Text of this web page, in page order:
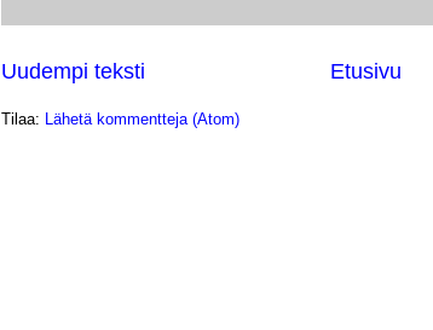
Uudempi teksti Etusivu
Tilaa: Lähetä kommentteja (Atom)